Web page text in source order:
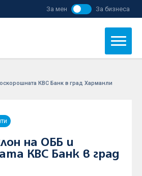
За мен За бизнеса
КBC Банк в град Харманли
на ОББ и
КBC Банк в град